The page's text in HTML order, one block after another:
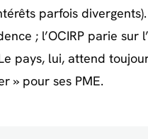
parfois
; l’OCIRP parie sur
pays, lui, attend
» pour ses PME.